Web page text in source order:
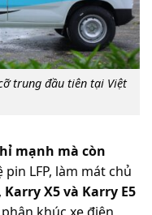
trung đầu tiên tại Việt
mạnh mà còn
LFP, làm mát chủ
Karry X5 và Karry E5